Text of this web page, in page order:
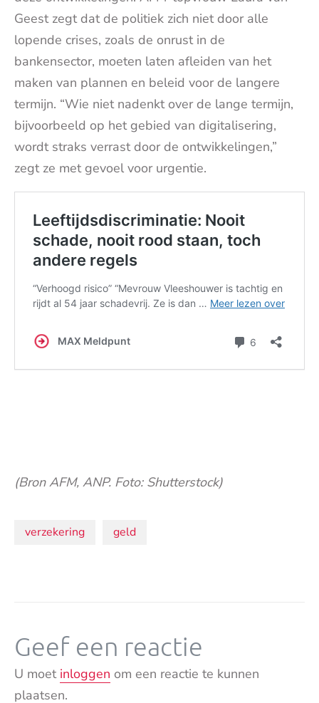
Geest zegt dat de politiek zich niet door alle
lopende crises, zoals de onrust in de
bankensector, moeten laten afleiden van het
maken van plannen en beleid voor de langere
termijn. “Wie niet nadenkt over de lange termijn,
bijvoorbeeld op het gebied van digitalisering,
wordt straks verrast door de ontwikkelingen,”
zegt ze met gevoel voor urgentie.
(Bron AFM, ANP. Foto: Shutterstock)
Onderwerpen:
verzekering geld
Geef een reactie
U moet inloggen om een reactie te kunnen
plaatsen.